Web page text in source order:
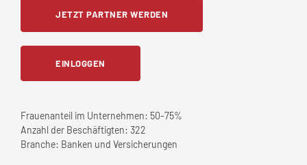
JETZT PARTNER WERDEN
EINLOGGEN
Frauenanteil im Unternehmen: 50-75%
Anzahl der Beschäftigten: 322
Branche: Banken und Versicherungen